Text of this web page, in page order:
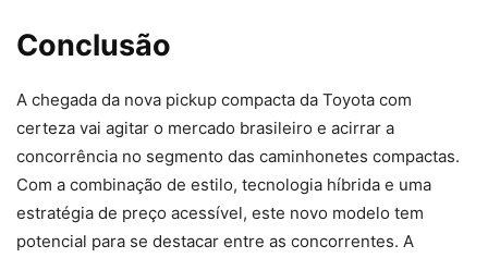
Conclusão
A chegada da nova pickup compacta da Toyota com
certeza vai agitar o mercado brasileiro e acirrar a
concorrência no segmento das caminhonetes compactas.
Com a combinação de estilo, tecnologia híbrida e uma
estratégia de preço acessível, este novo modelo tem
potencial para se destacar entre as concorrentes. A